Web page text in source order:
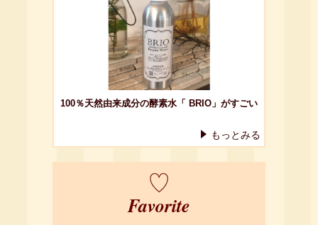
100％天然由来成分の酵素水「 BRIO」がすごい
もっとみる
Favorite